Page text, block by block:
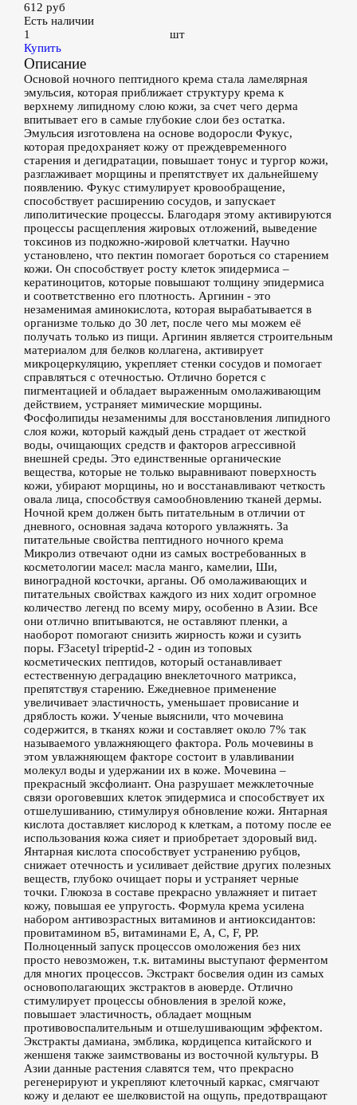
612 руб
Есть наличии
шт
Купить
Описание
Основой ночного пептидного крема стала ламелярная
эмульсия, которая приближает структуру крема к
верхнему липидному слою кожи, за счет чего дерма
впитывает его в самые глубокие слои без остатка.
Эмульсия изготовлена на основе водоросли Фукус,
которая предохраняет кожу от преждевременного
старения и дегидратации, повышает тонус и тургор кожи,
разглаживает морщины и препятствует их дальнейшему
появлению. Фукус стимулирует кровообращение,
способствует расширению сосудов, и запускает
липолитические процессы. Благодаря этому активируются
процессы расщепления жировых отложений, выведение
токсинов из подкожно-жировой клетчатки. Научно
установлено, что пектин помогает бороться со старением
кожи. Он способствует росту клеток эпидермиса –
кератиноцитов, которые повышают толщину эпидермиса
и соответственно его плотность. Аргинин - это
незаменимая аминокислота, которая вырабатывается в
организме только до 30 лет, после чего мы можем её
получать только из пищи. Аргинин является строительным
материалом для белков коллагена, активирует
микроцеркуляцию, укрепляет стенки сосудов и помогает
справляться с отечностью. Отлично борется с
пигментацией и обладает выраженным омолаживающим
действием, устраняет мимические морщины.
Фосфолипиды незаменимы для восстановления липидного
слоя кожи, который каждый день страдает от жесткой
воды, очищающих средств и факторов агрессивной
внешней среды. Это единственные органические
вещества, которые не только выравнивают поверхность
кожи, убирают морщины, но и восстанавливают четкость
овала лица, способствуя самообновлению тканей дермы.
Ночной крем должен быть питательным в отличии от
дневного, основная задача которого увлажнять. За
питательные свойства пептидного ночного крема
Микролиз отвечают одни из самых востребованных в
косметологии масел: масла манго, камелии, Ши,
виноградной косточки, арганы. Об омолаживающих и
питательных свойствах каждого из них ходит огромное
количество легенд по всему миру, особенно в Азии. Все
они отлично впитываются, не оставляют пленки, а
наоборот помогают снизить жирность кожи и сузить
поры. F3acetyl tripeptid-2 - один из топовых
косметических пептидов, который останавливает
естественную деградацию внеклеточного матрикса,
препятствуя старению. Ежедневное применение
увеличивает эластичность, уменьшает провисание и
дряблость кожи. Ученые выяснили, что мочевина
содержится, в тканях кожи и составляет около 7% так
называемого увлажняющего фактора. Роль мочевины в
этом увлажняющем факторе состоит в улавливании
молекул воды и удержании их в коже. Мочевина –
прекрасный эксфолиант. Она разрушает межклеточные
связи ороговевших клеток эпидермиса и способствует их
отшелушиванию, стимулируя обновление кожи. Янтарная
кислота доставляет кислород к клеткам, а потому после ее
использования кожа сияет и приобретает здоровый вид.
Янтарная кислота способствует устранению рубцов,
снижает отечность и усиливает действие других полезных
веществ, глубоко очищает поры и устраняет черные
точки. Глюкоза в составе прекрасно увлажняет и питает
кожу, повышая ее упругость. Формула крема усилена
набором антивозрастных витаминов и антиоксидантов:
провитамином в5, витаминами Е, А, С, F, PP.
Полноценный запуск процессов омоложения без них
просто невозможен, т.к. витамины выступают ферментом
для многих процессов. Экстракт босвелия один из самых
основополагающих экстрактов в аюверде. Отлично
стимулирует процессы обновления в зрелой коже,
повышает эластичность, обладает мощным
противовоспалительным и отшелушивающим эффектом.
Экстракты дамиана, эмблика, кордицепса китайского и
женшеня также заимствованы из восточной культуры. В
Азии данные растения славятся тем, что прекрасно
регенерируют и укрепляют клеточный каркас, смягчают
кожу и делают ее шелковистой на ощупь, предотвращают